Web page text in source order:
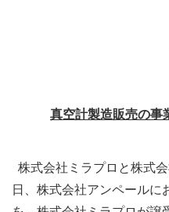
真空計製造販売の事
株式会社ミラプロと株式会
日、株式会社アンペールに